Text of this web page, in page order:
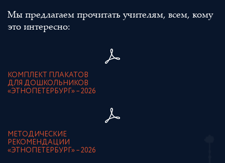
Мы предлагаем прочитать учителям, всем, кому
это интересно:
КОМПЛЕКТ ПЛАКАТОВ
ДЛЯ ДОШКОЛЬНИКОВ
«ЭТНОПЕТЕРБУРГ» – 2026
МЕТОДИЧЕСКИЕ
РЕКОМЕНДАЦИИ
«ЭТНОПЕТЕРБУРГ» – 2026